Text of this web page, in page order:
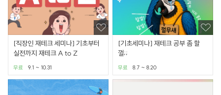
[직장인 재테크 세미나] 기초부터
실전까지 재테크 A to Z
9.1 ~ 10.31
무료
[기초세미나] 재테크 공부 좀 할
껄;;
8.7 ~ 8.20
무료